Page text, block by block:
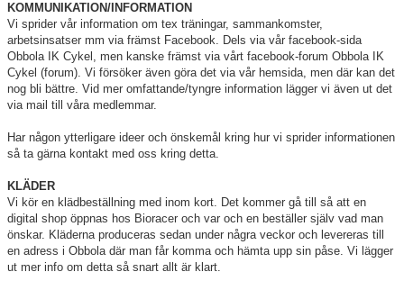
KOMMUNIKATION/INFORMATION
Vi sprider vår information om tex träningar, sammankomster,
arbetsinsatser mm via främst Facebook. Dels via vår facebook-sida
Obbola IK Cykel, men kanske främst via vårt facebook-forum Obbola IK
Cykel (forum). Vi försöker även göra det via vår hemsida, men där kan det
nog bli bättre. Vid mer omfattande/tyngre information lägger vi även ut det
via mail till våra medlemmar.
Har någon ytterligare ideer och önskemål kring hur vi sprider informationen
så ta gärna kontakt med oss kring detta.
KLÄDER
Vi kör en klädbeställning med inom kort. Det kommer gå till så att en
digital shop öppnas hos Bioracer och var och en beställer själv vad man
önskar. Kläderna produceras sedan under några veckor och levereras till
en adress i Obbola där man får komma och hämta upp sin påse. Vi lägger
ut mer info om detta så snart allt är klart.